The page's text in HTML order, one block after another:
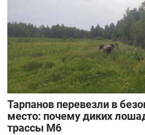
Тарпанов перевезли в
место: почему диких
трассы М6